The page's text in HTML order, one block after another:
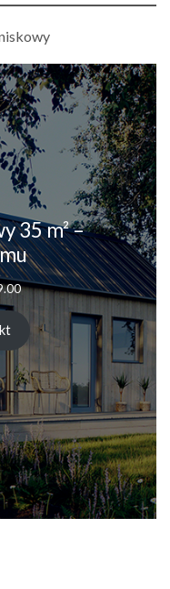
35 m² –
Zakres
od
zł249.00
do
zł499.00